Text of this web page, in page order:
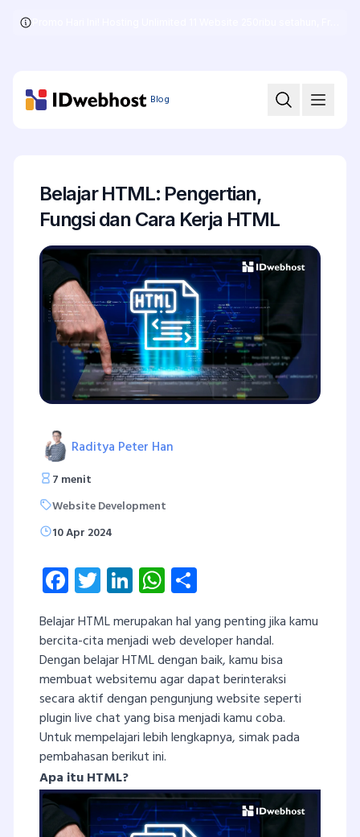
Blog
Belajar HTML: Pengertian,
Fungsi dan Cara Kerja HTML
Raditya Peter Han
7 menit
Website Development
10 Apr 2024
Facebook
Twitter
LinkedInWhatsApp
Belajar HTML merupakan hal yang penting jika kamu
bercita-cita menjadi web developer handal.
Dengan belajar HTML dengan baik, kamu bisa
membuat websitemu agar dapat berinteraksi
secara aktif dengan pengunjung website seperti
plugin live chat yang bisa menjadi kamu coba.
Untuk mempelajari lebih lengkapnya, simak pada
pembahasan berikut ini.
Apa itu HTML?